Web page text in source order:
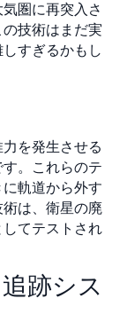
圏に再突入さ
技術はまだ実
すぎるかもし
を発生させる
。これらのテ
軌道から外す
は、衛星の廃
てテストされ
跡シス